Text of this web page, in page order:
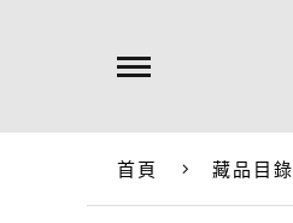
首頁 藏品目錄